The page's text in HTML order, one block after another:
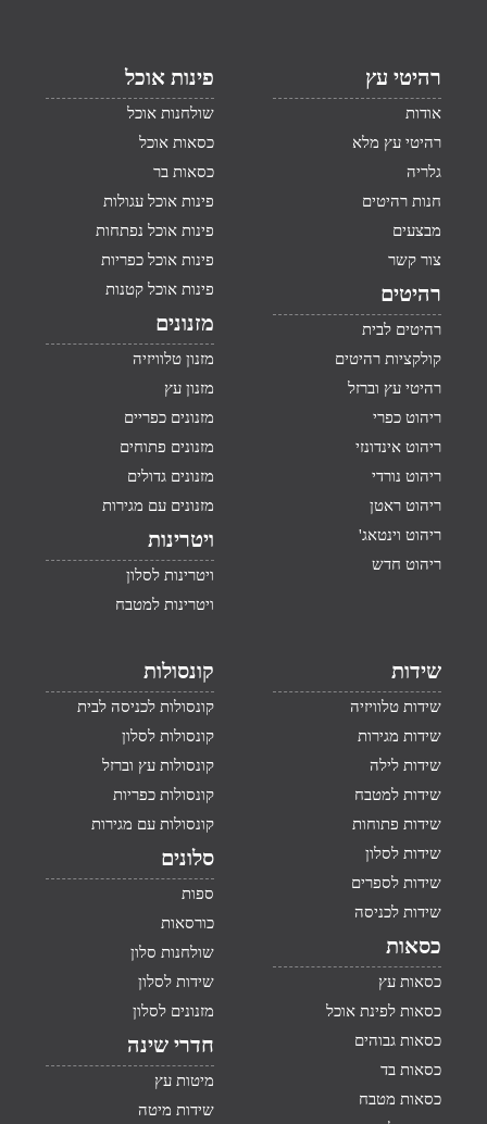
רהיטי עץ
אודות
רהיטי עץ מלא
גלריה
חנות רהיטים
מבצעים
צור קשר
רהיטים
רהיטים לבית
קולקציות רהיטים
רהיטי עץ וברזל
ריהוט כפרי
ריהוט אינדונזי
ריהוט נורדי
ריהוט ראטן
ריהוט וינטאג'
ריהוט חדש
פינות אוכל
שולחנות אוכל
כסאות אוכל
כסאות בר
פינות אוכל עגולות
פינות אוכל נפתחות
פינות אוכל כפריות
פינות אוכל קטנות
מזנונים
מזנון טלוויזיה
מזנון עץ
מזנונים כפריים
מזנונים פתוחים
מזנונים גדולים
מזנונים עם מגירות
ויטרינות
ויטרינות לסלון
ויטרינות למטבח
שידות
שידות טלוויזיה
שידות מגירות
שידות לילה
שידות למטבח
שידות פתוחות
שידות לסלון
שידות לספרים
שידות לכניסה
כסאות
כסאות עץ
כסאות לפינת אוכל
כסאות גבוהים
כסאות בד
כסאות מטבח
קונסולות
קונסולות לכניסה לבית
קונסולות לסלון
קונסולות עץ וברזל
קונסולות כפריות
קונסולות עם מגירות
סלונים
ספות
כורסאות
שולחנות סלון
שידות לסלון
מזנונים לסלון
חדרי שינה
מיטות עץ
שידות מיטה